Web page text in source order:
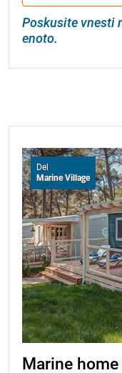
Poskusite vnesti
enoto.
Del
Marine Village
Marine